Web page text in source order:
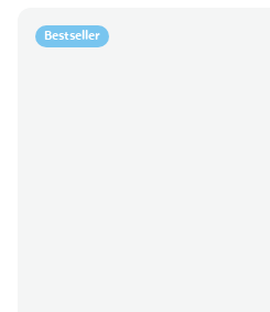
Bestseller